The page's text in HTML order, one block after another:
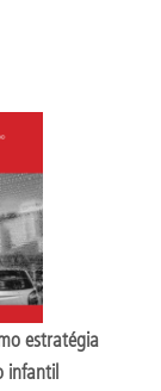
estratégia
infantil